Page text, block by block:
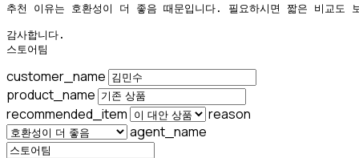
추천 이유는 호환성이 더 좋음 때문입니다. 필요하시면 짧은 비교도
감사합니다.
스토어팀
customer_name
product_name
recommended_item
reason
agent_name